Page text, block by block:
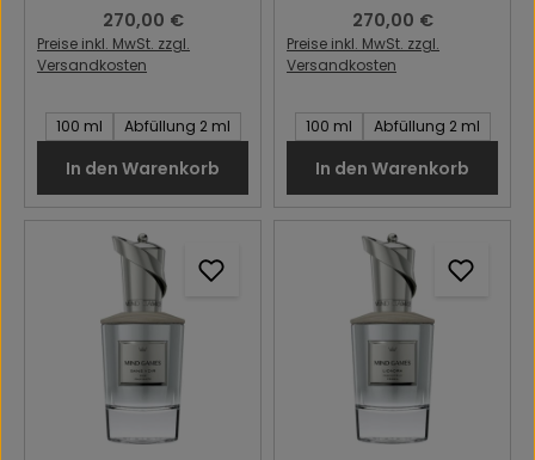
Regulärer Preis:
270,00 €
Preise inkl. MwSt. zzgl.
Versandkosten
Inhalt des Artikel:
100 ml Abfüllung 2 ml
In den Warenkorb
Regulärer Preis:
270,00 €
Preise inkl. MwSt. zzgl.
Versandkosten
Inhalt des Artikel:
100 ml Abfüllung 2 ml
In den Warenkorb